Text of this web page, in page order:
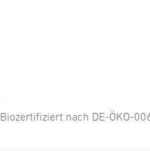
Biozertifiziert nach DE-ÖKO-